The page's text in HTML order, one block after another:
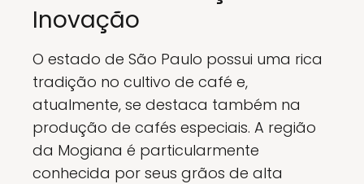
Inovação
O estado de São Paulo possui uma rica
tradição no cultivo de café e,
atualmente, se destaca também na
produção de cafés especiais. A região
da Mogiana é particularmente
conhecida por seus grãos de alta